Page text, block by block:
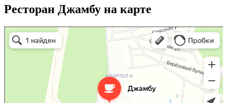
Ресторан Джамбу на карте
Джамбу
Ресторан в Москве и Московской области
Банкетный зал в Москве и Московской области